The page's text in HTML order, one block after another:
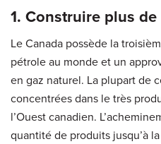
1. Construire plus
Le Canada possède la
pétrole au monde et un
en gaz naturel. La plupart de
concentrées dans le très
l’Ouest canadien.
quantité de produits jusqu’à